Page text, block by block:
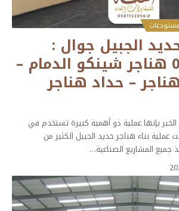
الجبيل جوال :
0501132056 هناجر شينكو الدمام –
– حداد هناجر
بإنها عملية ذو أهمية كبيرة تستخدم في
بناء هناجر حديد الجبيل الكثير من
جميع المشاريع الصناعية…